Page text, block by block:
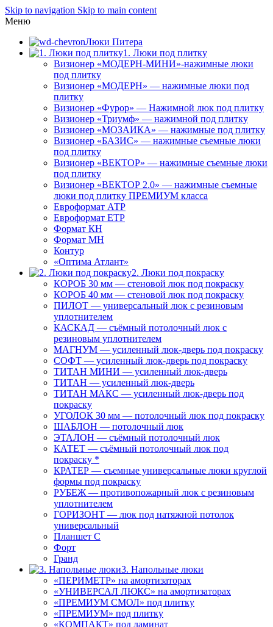
Skip to navigation Skip to main content
Меню
Люки Питера
1. Люки под плитку
Визионер «МОДЕРН-МИНИ»-нажимные люки
под плитку
Визионер «МОДЕРН» — нажимные люки под
плитку
Визионер «Фурор» — Нажимной люк под плитку
Визионер «Триумф» — нажимной под плитку
Визионер «МОЗАИКА» — нажимные под плитку
Визионер «БАЗИС» — нажимные съемные люки
под плитку
Визионер «ВЕКТОР» — нажимные съемные люки
под плитку
Визионер «ВЕКТОР 2.0» — нажимные съемные
люки под плитку ПРЕМИУМ класса
Евроформат АТР
Евроформат ЕТР
Формат КН
Формат МН
Контур
«Оптима Атлант»
2. Люки под покраску
КОРОБ 30 мм — стеновой люк под покраску
КОРОБ 40 мм — стеновой люк под покраску
ПИЛОТ — универсальный люк с резиновым
уплотнителем
КАСКАД — съёмный потолочный люк с
резиновым уплотнителем
МАГНУМ — усиленный люк-дверь под покраску
СОФТ — усиленный люк-дверь под покраску
ТИТАН МИНИ — усиленный люк-дверь
ТИТАН — усиленный люк-дверь
ТИТАН МАКС — усиленный люк-дверь под
покраску
УГОЛОК 30 мм — потолочный люк под покраску
ШАБЛОН — потолочный люк
ЭТАЛОН — съёмный потолочный люк
КАТЕТ — съёмный потолочный люк под
покраску *
КРАТЕР — съемные универсальные люки круглой
формы под покраску
РУБЕЖ — противопожарный люк с резиновым
уплотнителем
ГОРИЗОНТ — люк под натяжной потолок
универсальный
Планшет С
Форт
Гранд
3. Напольные люки
«ПЕРИМЕТР» на амортизаторах
«УНИВЕРСАЛ ЛЮКС» на амортизаторах
«ПРЕМИУМ СМОЛ» под плитку
«ПРЕМИУМ» под плитку
«КОМПАКТ» под ламинат